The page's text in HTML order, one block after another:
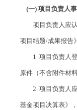
(一) 项目负责人事
项目负责人应认
项目结题/成果报告
1. 项目负责人登
原件（不含附件材
2. 项目负责人应
基金项目决算表》